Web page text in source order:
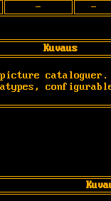
- -
Kuvaus
cataloguer.